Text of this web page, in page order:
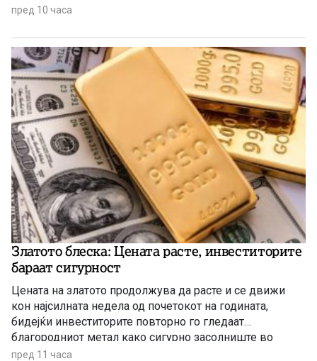
Обединетите нации (ФАО).
пред 10 часа
Златото блеска: Цената расте, инвеститорите
бараат сигурност
Цената на златото продолжува да расте и се движи
кон најсилната недела од почетокот на годината,
бидејќи инвеститорите повторно го гледаат
благородниот метал како сигурно засолниште во
услови на глобална економска неизвесност.
пред 11 часа